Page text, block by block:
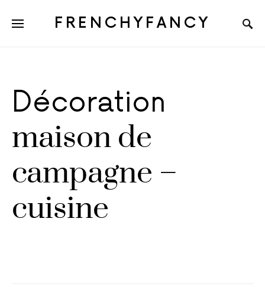
FRENCHYFANCY
Décoration
maison de
campagne –
cuisine